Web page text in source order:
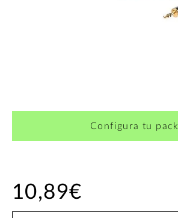
Configura tu pack
10,89€